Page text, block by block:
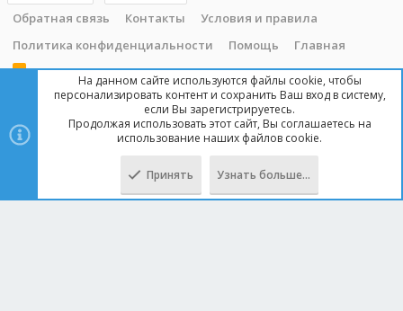
Обратная связь
Контакты
Условия и правила
Политика конфиденциальности
Помощь Главная
R
Copyright © 2014 - 2025, mipped.com. Все права защищены. При
копировании материала с сайта, обратная ссылка обязательна!
На данном сайте используются файлы cookie, чтобы
персонализировать контент и сохранить Ваш вход в систему,
если Вы зарегистрируетесь.
Продолжая использовать этот сайт, Вы соглашаетесь на
использование наших файлов cookie.
Принять Узнать больше…